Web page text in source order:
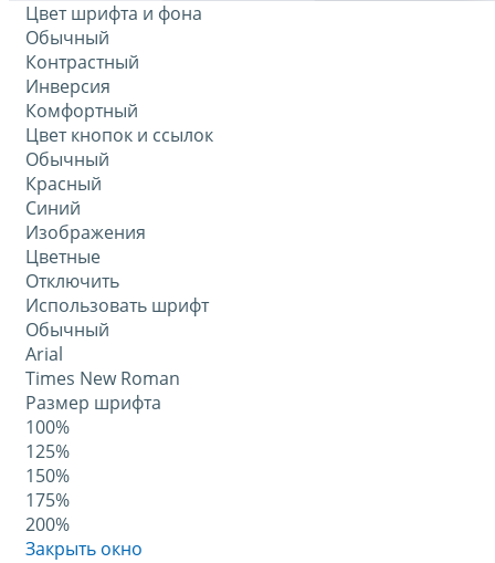
Цвет шрифта и фона
Обычный
Контрастный
Инверсия
Комфортный
Цвет кнопок и ссылок
Обычный
Красный
Синий
Изображения
Цветные
Отключить
Использовать шрифт
Обычный
Arial
Times New Roman
Размер шрифта
100%
125%
150%
175%
200%
Закрыть окно